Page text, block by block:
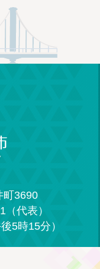
町3690
代表）
5時15分）